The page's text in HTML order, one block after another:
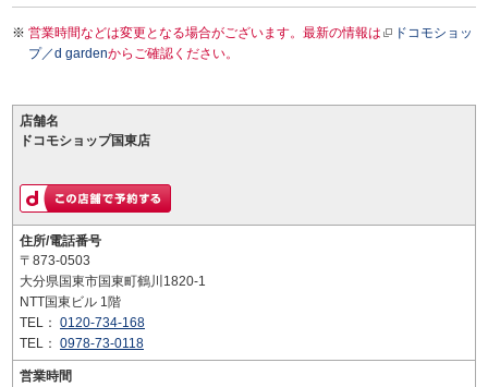
営業時間などは変更となる場合がございます。最新の情報は
ドコモショッ
プ／d gardenからご確認ください。
店舗名
ドコモショップ国東店
住所/電話番号
〒873-0503
大分県国東市国東町鶴川1820-1
NTT国東ビル 1階
TEL： 0120-734-168
TEL： 0978-73-0118
営業時間